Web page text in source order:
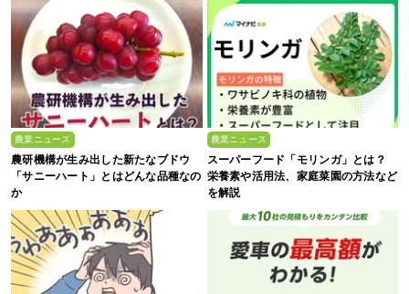
農業ニュース
農研機構が生み出した新たなブドウ
「サニーハート」とはどんな品種なの
か
農業ニュース
スーパーフード「モリンガ」とは？
栄養素や活用法、家庭菜園の方法など
を解説